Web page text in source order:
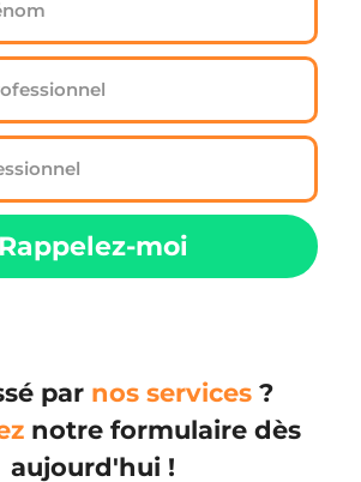
par nos services ?
notre formulaire dès
aujourd'hui !
Rappelez-moi